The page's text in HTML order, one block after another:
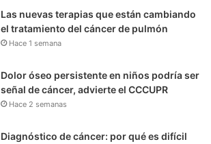
Las nuevas terapias que están cambiando
el tratamiento del cáncer de pulmón
Hace 1 semana
Dolor óseo persistente en niños podría ser
señal de cáncer, advierte el CCCUPR
Hace 2 semanas
Diagnóstico de cáncer: por qué es difícil